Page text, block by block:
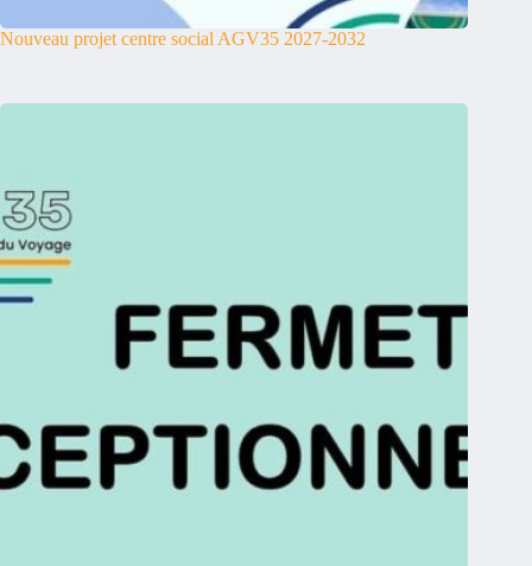
Nouveau projet centre social AGV35 2027-2032